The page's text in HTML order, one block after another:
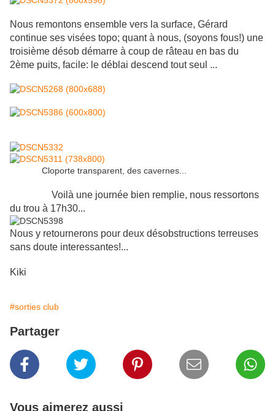
Nous remontons ensemble vers la surface, Gérard
continue ses visées topo; quant à nous, (soyons fous!) une
troisième désob démarre à coup de râteau en bas du
2ème puits, facile: le déblai descend tout seul ...
Cloporte transparent, des cavernes...
Voilà une journée bien remplie, nous ressortons
du trou à 17h30...
Nous y retournerons pour deux désobstructions terreuses
sans doute interessantes!...
Kiki
#sorties club
Partager
Vous aimerez aussi